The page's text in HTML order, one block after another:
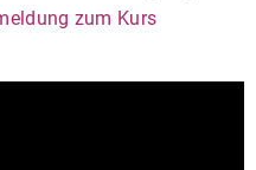
zum Kurs